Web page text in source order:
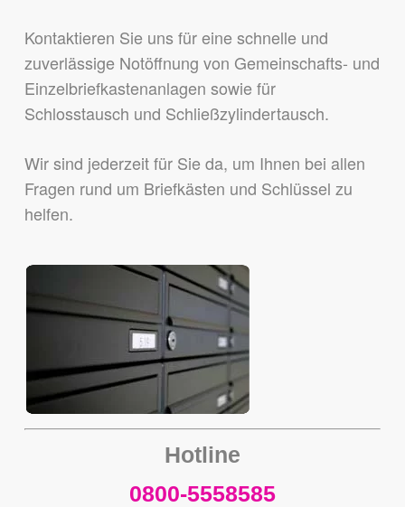
Kontaktieren Sie uns für eine schnelle und
zuverlässige Notöffnung von Gemeinschafts- und
Einzelbriefkastenanlagen sowie für
Schlosstausch und Schließzylindertausch.
Wir sind jederzeit für Sie da, um Ihnen bei allen
Fragen rund um Briefkästen und Schlüssel zu
helfen.
Hotline
0800-5558585